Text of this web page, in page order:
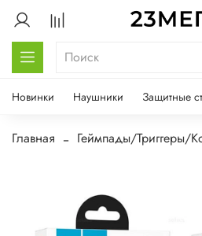
Новинки Наушники Защитные
Главная Геймпады/